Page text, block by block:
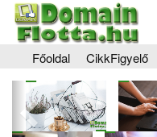
Főoldal CikkFigyelő
Előző